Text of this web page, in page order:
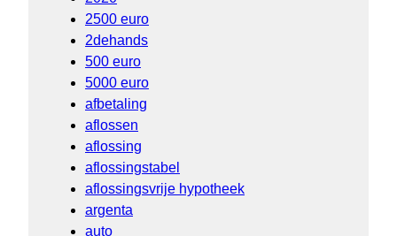
2500 euro
2dehands
500 euro
5000 euro
afbetaling
aflossen
aflossing
aflossingstabel
aflossingsvrije hypotheek
argenta
auto